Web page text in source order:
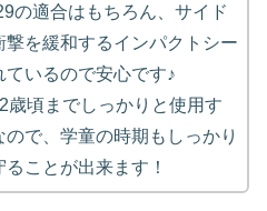
の適合はもちろん、サイド
撃を緩和するインパクトシー
ているので安心です♪
歳頃までしっかりと使用す
ので、学童の時期もしっかり
ことが出来ます！